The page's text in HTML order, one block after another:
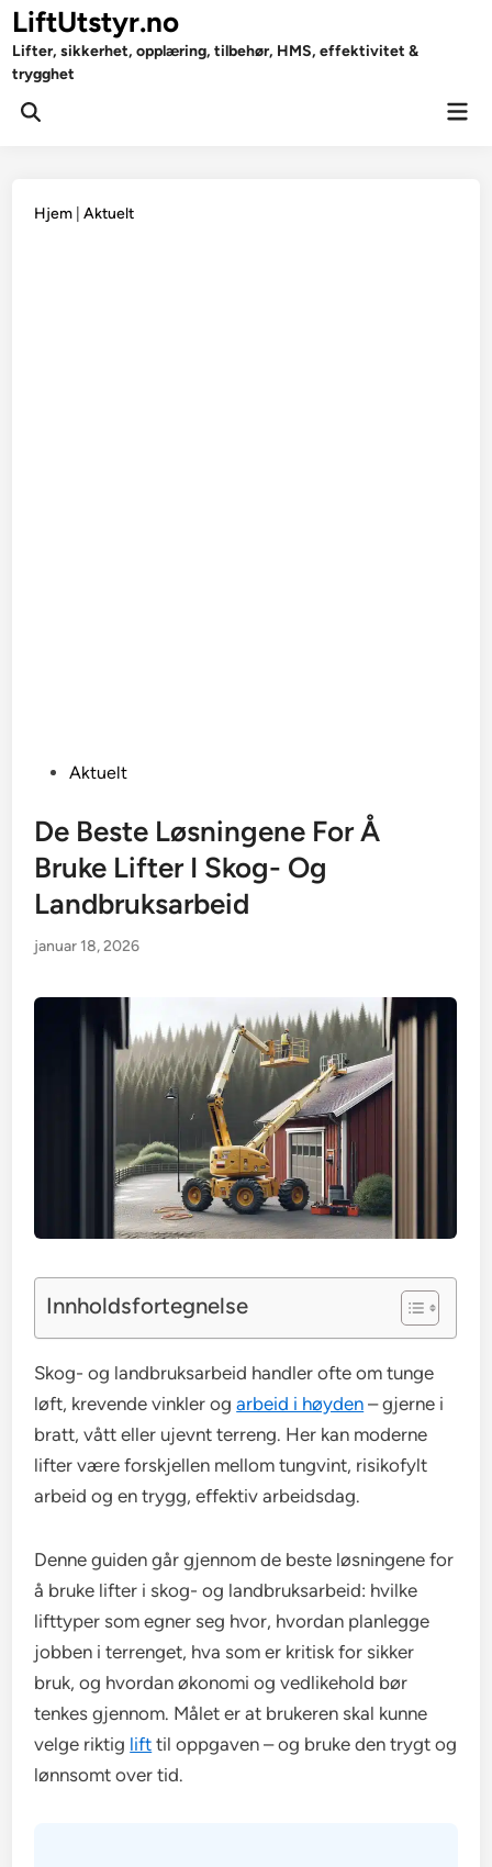
Skip
to
content
LiftUtstyr.no
Lifter, sikkerhet, opplæring, tilbehør, HMS, effektivitet &
trygghet
Open
Hjem |Aktuelt
PostedAktuelt
De Beste Løsningene For Å
Bruke Lifter I Skog- Og
Landbruksarbeid
januar 18, 2026
Innholdsfortegnelse
Skog- og landbruksarbeid handler ofte om tunge
løft, krevende vinkler ogarbeid i høyden – gjerne i
bratt, vått eller ujevnt terreng. Her kan moderne
lifter være forskjellen mellom tungvint, risikofylt
arbeid og en trygg, effektiv arbeidsdag.
Denne guiden går gjennom de beste løsningene for
å bruke lifter i skog- og landbruksarbeid: hvilke
lifttyper som egner seg hvor, hvordan planlegge
jobben i terrenget, hva som er kritisk for sikker
bruk, og hvordan økonomi og vedlikehold bør
tenkes gjennom. Målet er at brukeren skal kunne
velge riktig lift til oppgaven – og bruke den trygt og
lønnsomt over tid.